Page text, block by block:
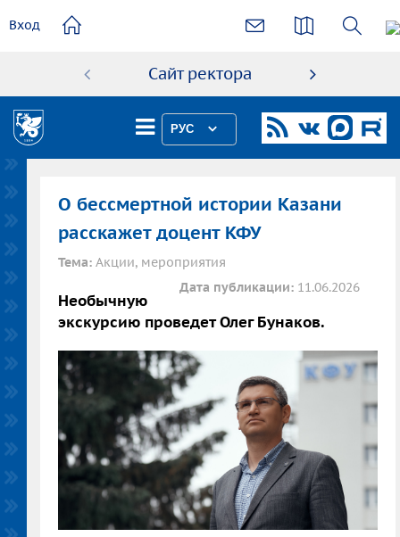
содержанию
Вход
Сайт ректора
РУС
О бессмертной истории Казани
расскажет доцент КФУ
Тема: Акции, мероприятия
Дата публикации: 11.06.2026
Необычную
экскурсию проведет Олег Бунаков.